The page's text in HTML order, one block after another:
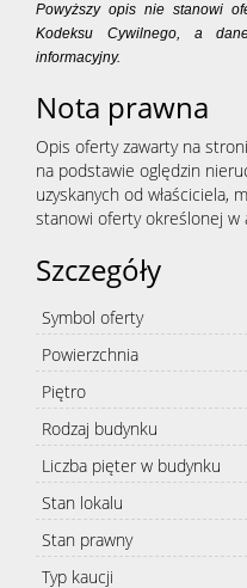
Powyższy opis nie stanowi
Kodeksu Cywilnego, a
informacyjny.
Nota prawna
Opis oferty zawarty na
na podstawie oględzin
uzyskanych od właściciela,
stanowi oferty określonej w
Szczegóły
Symbol oferty
Powierzchnia
Piętro
Rodzaj budynku
Liczba pięter w budynku
Stan lokalu
Stan prawny
Typ kaucji